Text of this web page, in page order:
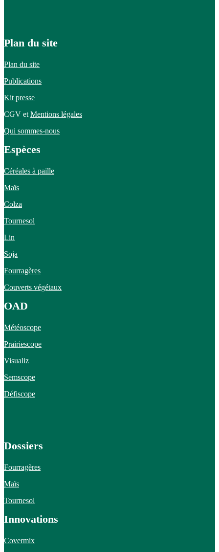
Plan du site
Plan du site
Publications
Kit presse
CGV et Mentions légales
Qui sommes-nous
Espèces
Céréales à paille
Maïs
Colza
Tournesol
Lin
Soja
Fourragères
Couverts végétaux
OAD
Météoscope
Prairiescope
Visualiz
Semscope
Défiscope
Dossiers
Fourragères
Maïs
Tournesol
Innovations
Covermix